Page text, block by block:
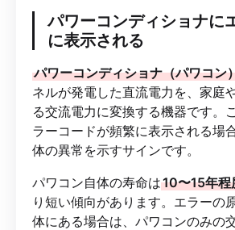
パワーコンディショナに
に表示される
パワーコンディショナ（パワコン
ネルが発電した直流電力を、家庭
る交流電力に変換する機器です。
ラーコードが頻繁に表示される場
体の異常を示すサインです。
パワコン自体の寿命は10〜15年程
り短い傾向があります。エラーの
体にある場合は、パワコンのみの